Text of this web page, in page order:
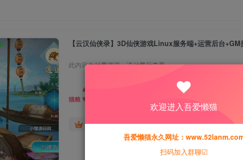
【云汉仙侠录】3D仙侠游戏Linux服务端+运营后台
此内容为付费资源，请付费后查看
猫粮 30
黄金会员猫粮15 钻石会员免费
欢迎进入吾爱懒猫
吾爱懒猫永久网址：
扫码加入群聊☑